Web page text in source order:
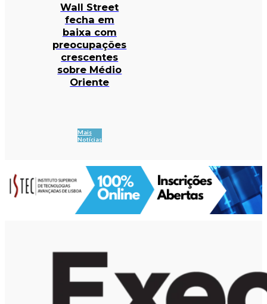
Wall Street
fecha em
baixa com
preocupações
crescentes
sobre Médio
Oriente
Mais
Notícias